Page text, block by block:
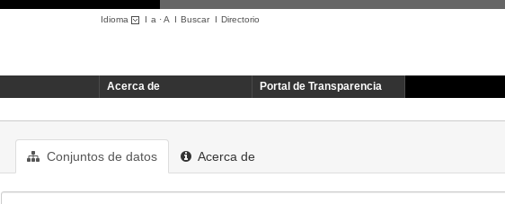
Idioma I a ·A I BuscarI Directorio
Acerca de Portal de Transparencia
Conjuntos de datos Acerca de